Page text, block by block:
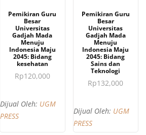
BELI SEKARANG
Pemikiran Guru
Besar
Universitas
Gadjah Mada
Menuju
Indonesia Maju
2045: Bidang
kesehatan
Rp120,000
Dijual Oleh: UGM
PRESS
BELI SEKARANG
Pemikiran Guru
Besar
Universitas
Gadjah Mada
Menuju
Indonesia Maju
2045: Bidang
Sains dan
Teknologi
Rp132,000
Dijual Oleh: UGM
PRESS